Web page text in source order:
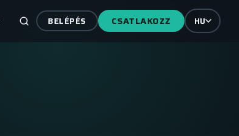
BELÉPÉS CSATLAKOZZ HU